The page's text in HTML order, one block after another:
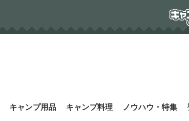
キャンプ用品 キャンプ料理 ノウハウ・特集
Search